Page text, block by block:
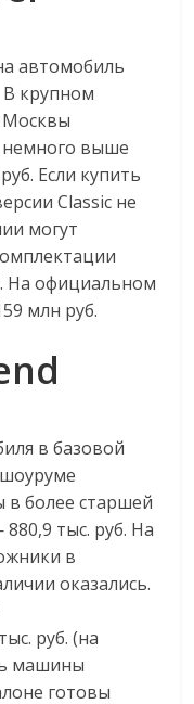
автомобиль
В крупном
Москвы
немного выше
Если купить
Classic не
могут
На официальном
млн руб.
в базовой
более старшей
тыс. руб. На
в
оказались.
руб. (на
машины
готовы